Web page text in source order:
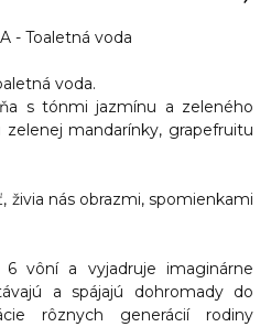
- Toaletná voda
voda.
s tónmi jazmínu a zeleného
mandarínky, grapefruitu
živia nás obrazmi, spomienkami
vôní a vyjadruje imaginárne
a spájajú dohromady do
rôznych generácií rodiny